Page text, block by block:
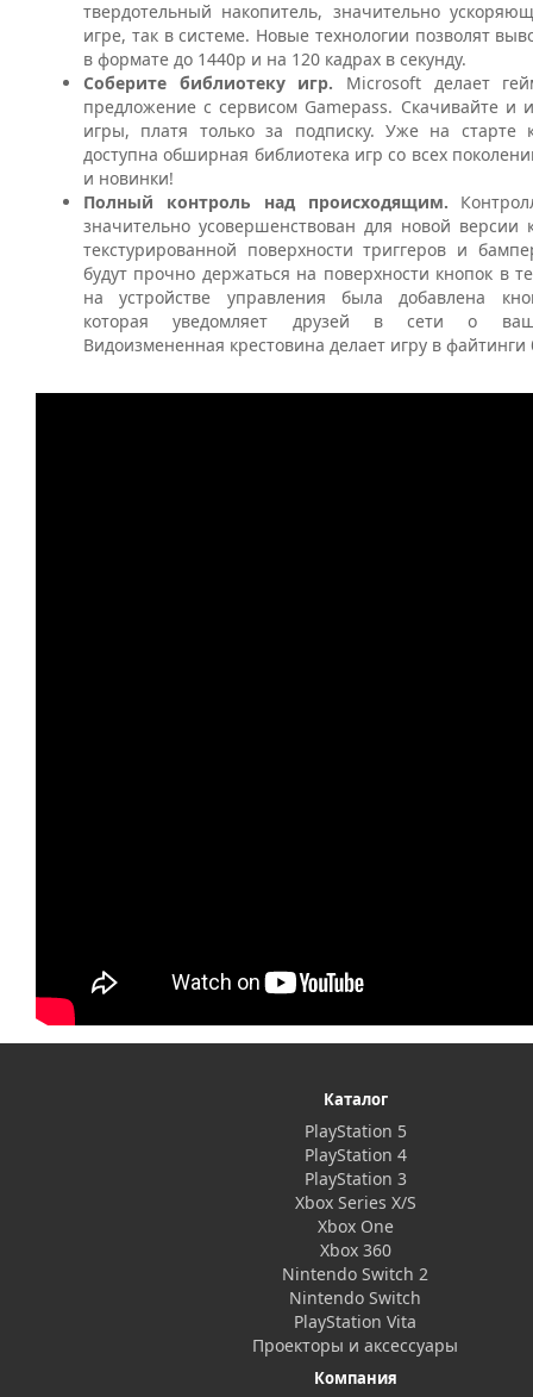
твердотельный накопитель, значительно
игре, так в системе. Новые технологии позволят
в формате до 1440p и на 120 кадрах в секунду.
Соберите библиотеку игр. Microsoft делает
предложение с сервисом Gamepass. Скачивайте и
игры, платя только за подписку. Уже на старте
доступна обширная библиотека игр со всех
и новинки!
Полный контроль над происходящим.
значительно усовершенствован для новой версии
текстурированной поверхности триггеров и
будут прочно держаться на поверхности кнопок в
на устройстве управления была добавлена
которая уведомляет друзей в сети о
Видоизмененная крестовина делает игру в файтинги
Каталог
PlayStation 5
PlayStation 4
PlayStation 3
Xbox Series X/S
Xbox One
Xbox 360
Nintendo Switch 2
Nintendo Switch
PlayStation Vita
Проекторы и аксессуары
Компания